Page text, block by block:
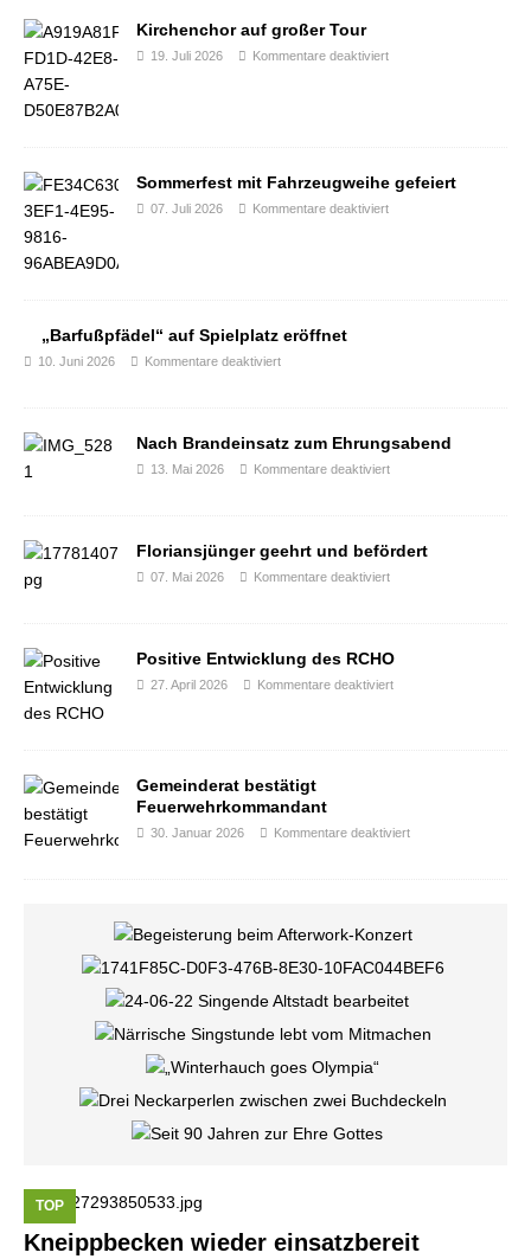
Kirchenchor auf großer Tour
19. Juli 2026 Kommentare deaktiviert
Sommerfest mit Fahrzeugweihe gefeiert
07. Juli 2026 Kommentare deaktiviert
„Barfußpfädel“ auf Spielplatz eröffnet
10. Juni 2026 Kommentare deaktiviert
Nach Brandeinsatz zum Ehrungsabend
13. Mai 2026 Kommentare deaktiviert
Floriansjünger geehrt und befördert
07. Mai 2026 Kommentare deaktiviert
Positive Entwicklung des RCHO
27. April 2026 Kommentare deaktiviert
Gemeinderat bestätigt
Feuerwehrkommandant
30. Januar 2026 Kommentare deaktiviert
TOP
Kneippbecken wieder einsatzbereit